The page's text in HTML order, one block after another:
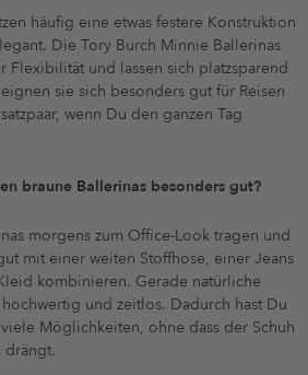
häufig eine etwas festere Konstruktion
Die Tory Burch Minnie Ballerinas
Flexibilität und lassen sich platzsparend
sie sich besonders gut für Reisen
wenn Du den ganzen Tag
braune Ballerinas besonders gut?
morgens zum Office-Look tragen und
mit einer weiten Stoffhose, einer Jeans
kombinieren. Gerade natürliche
und zeitlos. Dadurch hast Du
Möglichkeiten, ohne dass der Schuh
drängt.